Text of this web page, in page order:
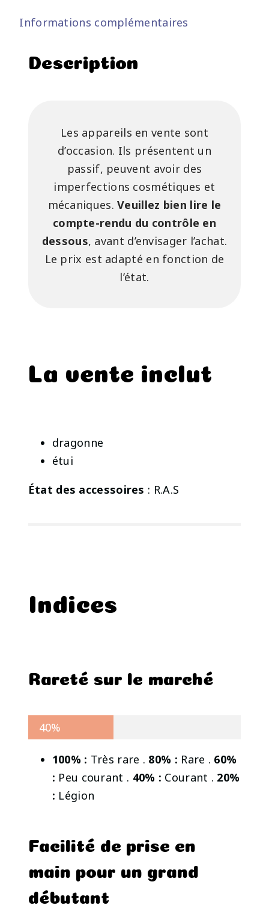
Informations complémentaires
Description
Les appareils en vente sont
d’occasion. Ils présentent un
passif, peuvent avoir des
imperfections cosmétiques et
mécaniques.Veuillez bien lire le
compte-rendu du contrôle en
dessous, avant d’envisager l’achat.
Le prix est adapté en fonction de
l’état.
La vente inclut
dragonne
étui
État des accessoires : R.A.S
Indices
Rareté sur le marché
40%
100% : Très rare . 80% : Rare . 60%
: Peu courant . 40% : Courant . 20%
: Légion
Facilité de prise en
main pour un grand
débutant